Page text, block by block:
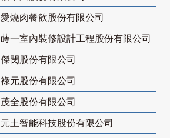
愛燒肉餐飲股份有限公司
蒔一室內裝修設計工程股份有限公司
傑閔股份有限公司
祿元股份有限公司
茂全股份有限公司
元土智能科技股份有限公司